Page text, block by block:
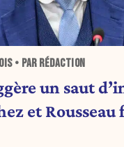
• PAR RÉDACTION
un saut
et